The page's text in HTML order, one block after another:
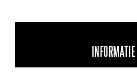
INFORMATIE